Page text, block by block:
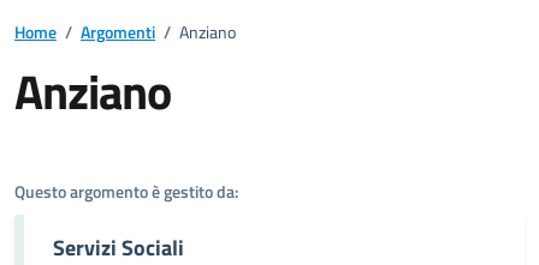
Home / Argomenti / Anziano
Anziano
Questo argomento è gestito da:
Servizi Sociali